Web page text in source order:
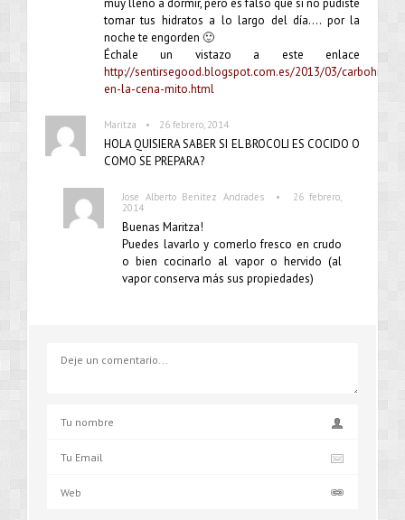
muy lleno a dormir, pero es falso que si no pudiste
tomar tus hidratos a lo largo del día…. por la
noche te engorden 🙂
Échale un vistazo a este enlace
http://sentirsegood.blogspot.com.es/2013/03/
en-la-cena-mito.html
Maritza • 26 febrero, 2014
HOLA QUISIERA SABER SI EL BROCOLI ES COCIDO O
COMO SE PREPARA?
Jose Alberto Benítez Andrades •
26 febrero,
2014
Buenas Maritza!
Puedes lavarlo y comerlo fresco en crudo
o bien cocinarlo al vapor o hervido (al
vapor conserva más sus propiedades)